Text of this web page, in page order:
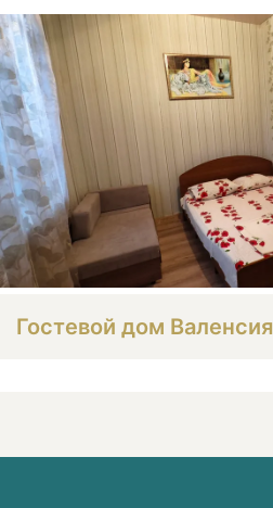
Гостевой дом Валенсия